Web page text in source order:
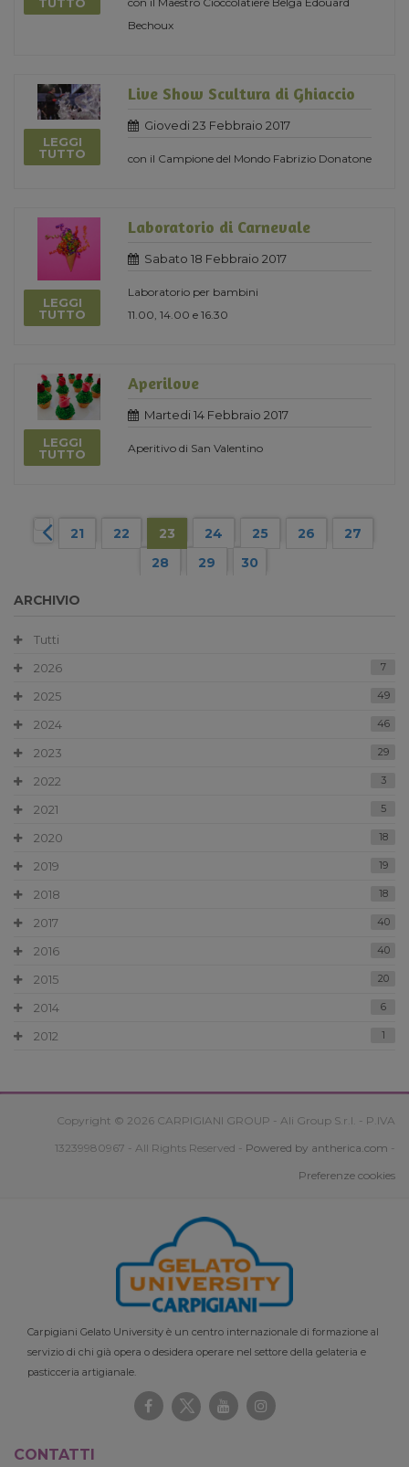
TUTTO
Bechoux
LEGGI
TUTTO
Live Show Scultura di Ghiaccio
Giovedi 23 Febbraio 2017
con il Campione del Mondo Fabrizio Donatone
LEGGI
TUTTO
Laboratorio di Carnevale
Sabato 18 Febbraio 2017
Laboratorio per bambini
11.00, 14.00 e 16.30
LEGGI
TUTTO
Aperilove
Martedi 14 Febbraio 2017
Aperitivo di San Valentino
21 22 23 24 25 26
27
28
29 30
ARCHIVIO
Tutti
2026
7
2025 49
2024 46
2023 29
2022 3
2021 5
2020 18
2019 19
2018 18
2017 40
2016 40
2015 20
2014 6
2012 1
Copyright © 2026 CARPIGIANI GROUP - Ali Group S.r.l. - P.IVA
13239980967 - All Rights Reserved - Powered by antherica.com -
Preferenze cookies
Carpigiani Gelato University è un centro internazionale di formazione al
servizio di chi già opera o desidera operare nel settore della gelateria e
pasticceria artigianale.
CONTATTI